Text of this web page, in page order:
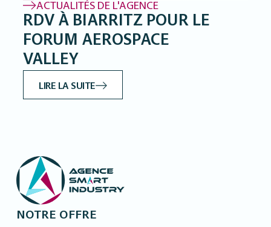
ACTUALITÉS DE L'AGENCE
RDV À BIARRITZ POUR LE
FORUM AEROSPACE
VALLEY
LIRE LA SUITE
NOTRE OFFRE